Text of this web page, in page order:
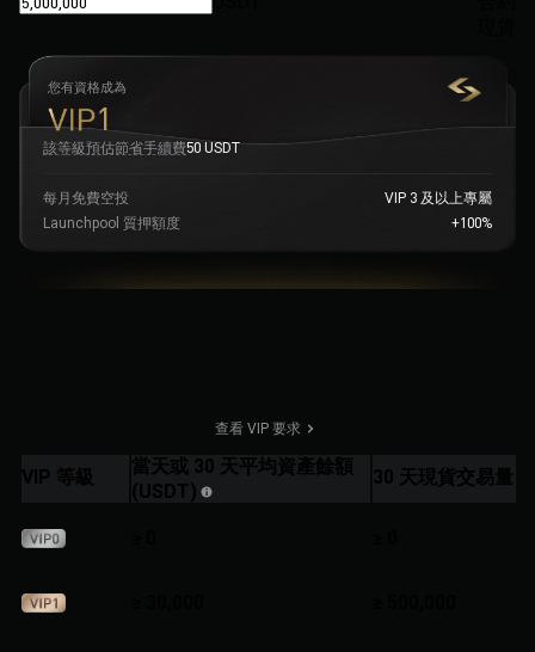
您有資格成為
1
該等級預估節省手續費50 USDT
每月免費空投
VIP 3 及以上專屬
Launchpool 質押額度
+100%
查看 VIP 要求
VIP 等級
當天或 30 天平均資產餘額
(USDT)
30 天現貨交易量